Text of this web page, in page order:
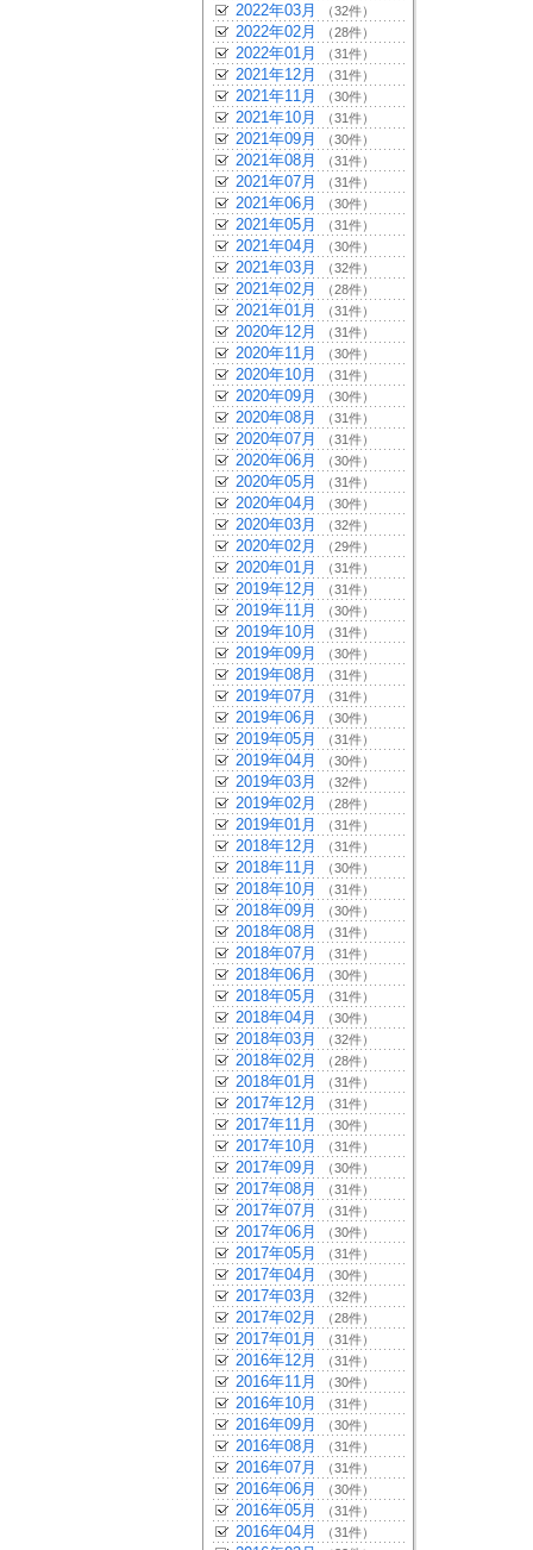
2022年03月 （32件）
2022年02月 （28件）
2022年01月 （31件）
2021年12月 （31件）
2021年11月 （30件）
2021年10月 （31件）
2021年09月 （30件）
2021年08月 （31件）
2021年07月 （31件）
2021年06月 （30件）
2021年05月 （31件）
2021年04月 （30件）
2021年03月 （32件）
2021年02月 （28件）
2021年01月 （31件）
2020年12月 （31件）
2020年11月 （30件）
2020年10月 （31件）
2020年09月 （30件）
2020年08月 （31件）
2020年07月 （31件）
2020年06月 （30件）
2020年05月 （31件）
2020年04月 （30件）
2020年03月 （32件）
2020年02月 （29件）
2020年01月 （31件）
2019年12月 （31件）
2019年11月 （30件）
2019年10月 （31件）
2019年09月 （30件）
2019年08月 （31件）
2019年07月 （31件）
2019年06月 （30件）
2019年05月 （31件）
2019年04月 （30件）
2019年03月 （32件）
2019年02月 （28件）
2019年01月 （31件）
2018年12月 （31件）
2018年11月 （30件）
2018年10月 （31件）
2018年09月 （30件）
2018年08月 （31件）
2018年07月 （31件）
2018年06月 （30件）
2018年05月 （31件）
2018年04月 （30件）
2018年03月 （32件）
2018年02月 （28件）
2018年01月 （31件）
2017年12月 （31件）
2017年11月 （30件）
2017年10月 （31件）
2017年09月 （30件）
2017年08月 （31件）
2017年07月 （31件）
2017年06月 （30件）
2017年05月 （31件）
2017年04月 （30件）
2017年03月 （32件）
2017年02月 （28件）
2017年01月 （31件）
2016年12月 （31件）
2016年11月 （30件）
2016年10月 （31件）
2016年09月 （30件）
2016年08月 （31件）
2016年07月 （31件）
2016年06月 （30件）
2016年05月 （31件）
2016年04月 （31件）